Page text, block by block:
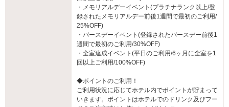
・メモリアルデーイベント(プラチナランク以上/登
録されたメモリアルデー前後1週間で最初のご利用/
25%OFF)
・バースデーイベント(登録されたバースデー前後1
週間で最初のご利用/30%OFF)
・全室達成イベント(平日のご利用/6ヶ月に全室を1
回以上ご利用/100%OFF)
◆ポイントのご利用！
ご利用状況に応じてホテル内でポイントが貯まって
いきます。ポイントはホテルでのドリンク及びフー